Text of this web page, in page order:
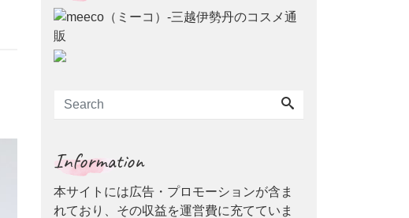
Information
本サイトには広告・プロモーションが含ま
れており、その収益を運営費に充てていま